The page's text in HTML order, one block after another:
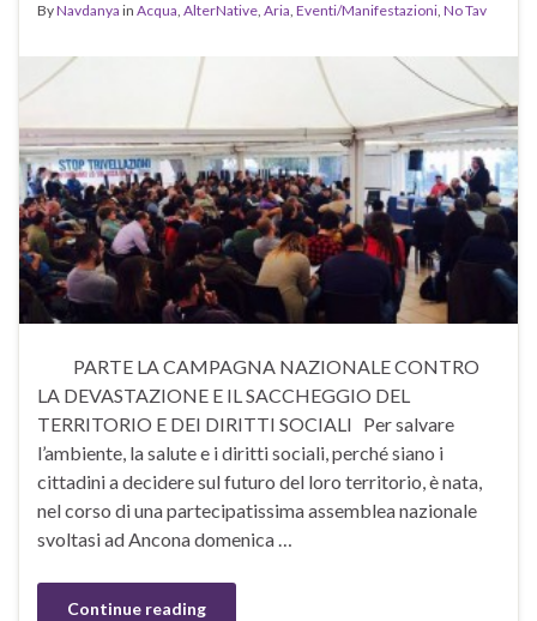
ByNavdanya in Acqua, AlterNative, Aria, Eventi/Manifestazioni, No Tav
PARTE LA CAMPAGNA NAZIONALE CONTRO
LA DEVASTAZIONE E IL SACCHEGGIO DEL
TERRITORIO E DEI DIRITTI SOCIALI Per salvare
l’ambiente, la salute e i diritti sociali, perché siano i
cittadini a decidere sul futuro del loro territorio, è nata,
nel corso di una partecipatissima assemblea nazionale
svoltasi ad Ancona domenica …
Continue reading